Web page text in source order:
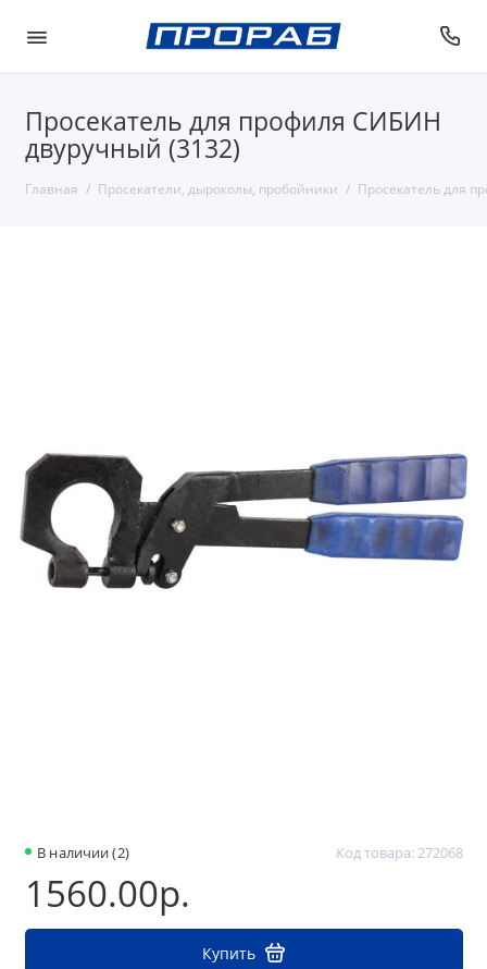
Просекатель для профиля СИБИН
двуручный (3132)
Главная Просекатели, дыроколы, пробойники Просекатель для
В наличии (2) Код товара: 272068
1560.00р.
Купить